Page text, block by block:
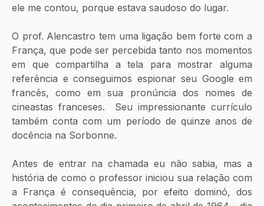
ele me contou, porque estava saudoso do lugar.
O prof. Alencastro tem uma ligação bem forte com a
França, que pode ser percebida tanto nos momentos
em que compartilha a tela para mostrar alguma
referência e conseguimos espionar seu Google em
francês, como em sua pronúncia dos nomes de
cineastas franceses.  Seu impressionante currículo
também conta com um período de quinze anos de
docência na Sorbonne.
Antes de entrar na chamada eu não sabia, mas a
história de como o professor iniciou sua relação com
a França é consequência, por efeito dominó, dos